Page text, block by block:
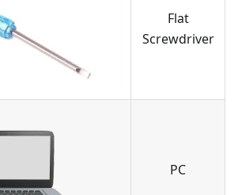
Flat
Screwdriver
PC